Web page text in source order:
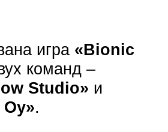
игра«Bionic
команд –
Studio» и
.